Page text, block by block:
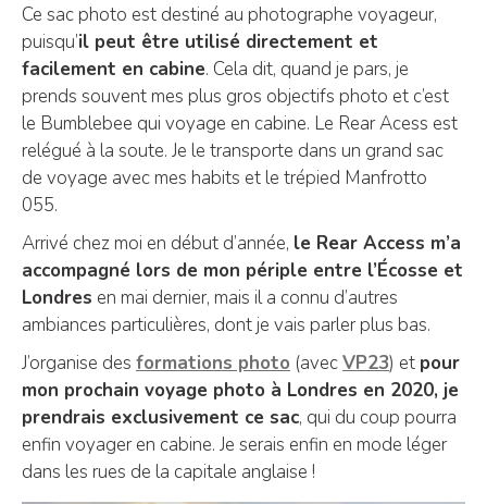
Ce sac photo est destiné au photographe voyageur,
puisqu’il peut être utilisé directement et
facilement en cabine. Cela dit, quand je pars, je
prends souvent mes plus gros objectifs photo et c’est
le Bumblebee qui voyage en cabine. Le Rear Acess est
relégué à la soute. Je le transporte dans un grand sac
de voyage avec mes habits et le trépied Manfrotto
055.
Arrivé chez moi en début d’année, le Rear Access m’a
accompagné lors de mon périple entre l’Écosse et
Londres en mai dernier, mais il a connu d’autres
ambiances particulières, dont je vais parler plus bas.
J’organise des formations photo (avecVP23) et pour
mon prochain voyage photo à Londres en 2020, je
prendrais exclusivement ce sac, qui du coup pourra
enfin voyager en cabine. Je serais enfin en mode léger
dans les rues de la capitale anglaise !